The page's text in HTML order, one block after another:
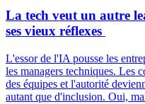
La tech veut un autre
ses vieux réflexes
L'essor de l'IA pousse les
les managers techniques. Les
des équipes et l'autorité
autant que d'inclusion. Oui,